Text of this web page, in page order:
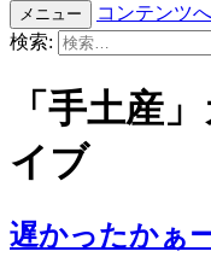
メニュー
コンテンツ
検索:
「手土産
イブ
遅かったかぁ